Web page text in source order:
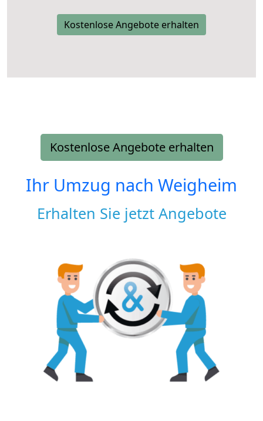
Kostenlose Angebote erhalten
Kostenlose Angebote erhalten
Ihr Umzug nach Weigheim
Erhalten Sie jetzt Angebote